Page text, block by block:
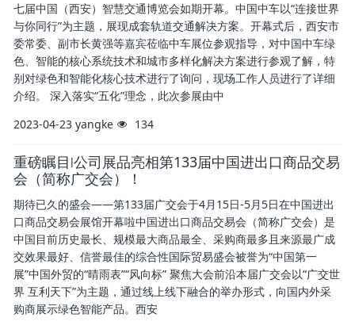
七届中国（西安）智慧交通博览会如期开幕。中国中车以“连接世界
与你同行”为主题，展现成套轨道交通解决方案。开幕式后，西安市
委常委、副市长黄强等嘉宾莅临中车展位参观指导，对中国中车绿
色、智能的核心系统技术和城市多样化解决方案进行参观了解，特
别对绿色和智能化核心技术进行了询问，现场工作人员进行了详细
介绍。 深入落实“五化”理念，此次参展由中
2023-04-23 yangke 134
重磅瞩目∣公司展品亮相第133届中国进出口商品交易
会（简称广交会）！
期待已久的盛会——第133届广交会于4月15日-5月5日在中国进出
口商品交易会展馆开幕啦中国进出口商品交易会（简称广交会）是
中国目前历史最长、规模最大商品最全、采购商最多且来源最广成
交效果最好、信誉最佳的综合性国际贸易盛会被誉为“中国第一
展”中国外贸的“晴雨表”“风向标” 聚焦大会前沿本届广交会以“广交世
界 互利天下”为主题，通过线上线下融合的举办形式，向国内外采
购商展示绿色智能产品。西安